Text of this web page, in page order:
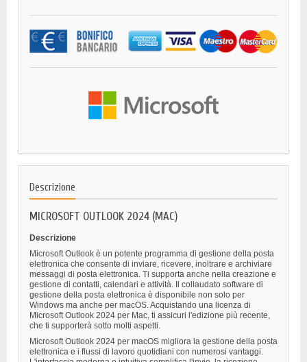
Descrizione
MICROSOFT OUTLOOK 2024 (MAC)
Descrizione
Microsoft Outlook è un potente programma di gestione della posta
elettronica che consente di inviare, ricevere, inoltrare e archiviare
messaggi di posta elettronica. Ti supporta anche nella creazione e
gestione di contatti, calendari e attività. Il collaudato software di
gestione della posta elettronica è disponibile non solo per
Windows ma anche per macOS. Acquistando una licenza di
Microsoft Outlook 2024 per Mac, ti assicuri l'edizione più recente,
che ti supporterà sotto molti aspetti.
Microsoft Outlook 2024 per macOS migliora la gestione della posta
elettronica e i flussi di lavoro quotidiani con numerosi vantaggi.